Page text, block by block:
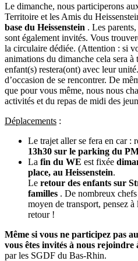
Le dimanche, nous participerons
Territoire et les Amis du
base du Heissenstein . Les
sont également invités. Vous
la circulaire dédiée. (Attention : si
animations du dimanche cela sera
enfant(s) restera(ont) avec leur
d’occasion de se rencontrer. De
que pour vous même, nous nous
activités et du repas de midi des
Déplacements :
Le trajet aller se fera en car :
13h30 sur le parking du
La fin du WE est fixée
place, au Heissenstein.
Le retour des enfants sur
familles . De nombreux
moyen de transport, pensez
retour !
Même si vous ne participez pas
vous êtes invités à nous rejoindre
par les SGDF du Bas-Rhin.